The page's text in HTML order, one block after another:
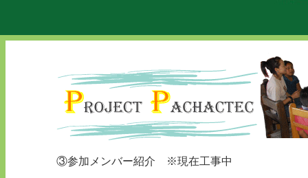
③参加メンバー紹介 ※現在工事中